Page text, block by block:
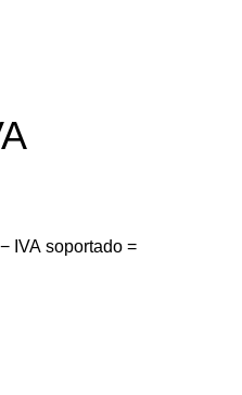
IVA soportado =